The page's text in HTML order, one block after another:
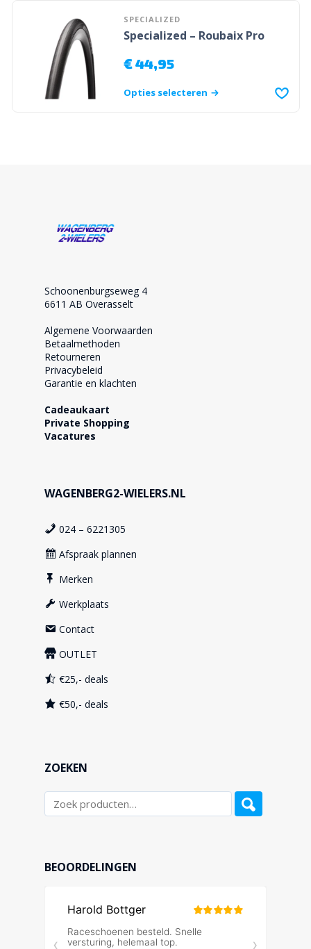
SPECIALIZED
Specialized – Roubaix Pro
€44,95
Opties selecteren
Schoonenburgseweg 4
6611 AB Overasselt
Algemene Voorwaarden
Betaalmethoden
Retourneren
Privacybeleid
Garantie en klachten
Cadeaukaart
Private Shopping
Vacatures
WAGENBERG2-WIELERS.NL
024 – 6221305
Afspraak plannen
Merken
Werkplaats
Contact
OUTLET
€25,- deals
€50,- deals
ZOEKEN
BEOORDELINGEN